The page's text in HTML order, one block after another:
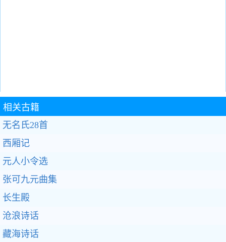
相关古籍
无名氏28首
西厢记
元人小令选
张可九元曲集
长生殿
沧浪诗话
藏海诗话